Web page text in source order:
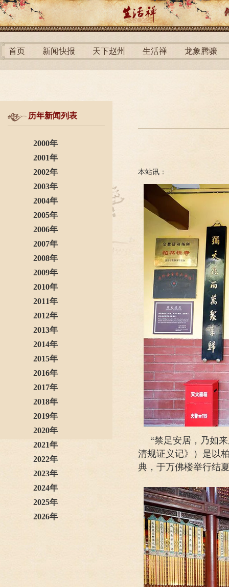
首页 新闻快报 天下赵州 生活禅 龙象腾骧
历年新闻列表
2000年
2001年
2002年
2003年
2004年
2005年
2006年
2007年
2008年
2009年
2010年
2011年
2012年
2013年
2014年
2015年
2016年
2017年
2018年
2019年
2020年
2021年
2022年
2023年
2024年
2025年
2026年
本站讯：
“禁足安居，乃如
清规证义记》）是以
典，于万佛楼举行结